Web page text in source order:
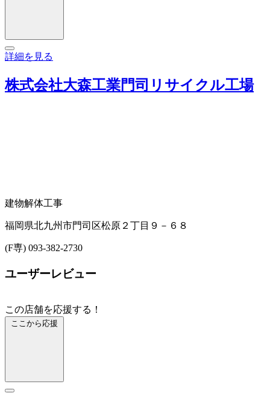
詳細を見る
株式会社大森工業門司リサイクル工場
建物解体工事
福岡県北九州市門司区松原２丁目９－６８
(F専) 093-382-2730
ユーザーレビュー
この店舗を応援する！
ここから応援